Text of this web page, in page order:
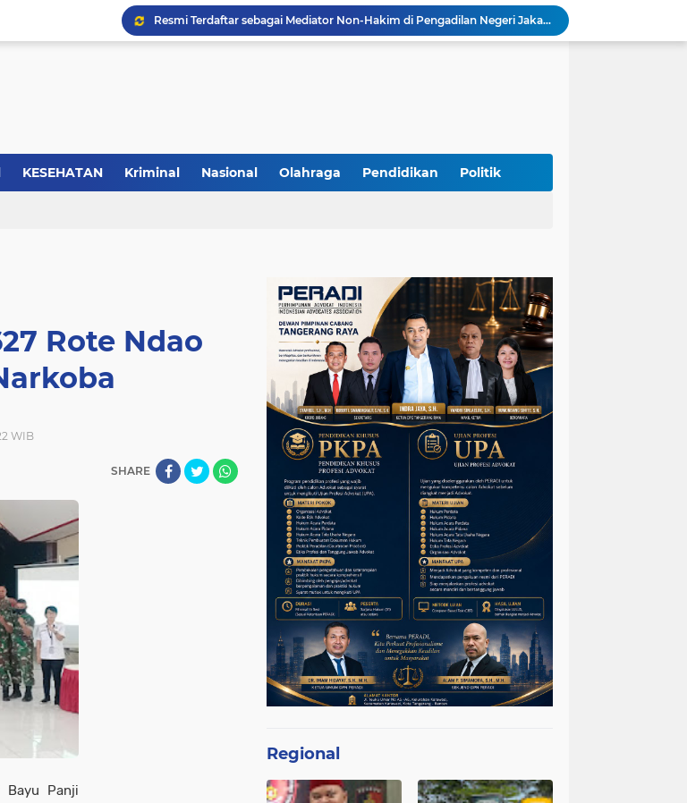
Resmi Terdaftar sebagai Mediator Non-Hakim di Pengadilan Negeri Jakarta Selatan, Yandri, S.H. Siap Mengedepankan Keadilan Melalui Jalur Perdamaian
Yandri SH Kawal APDESI di Gugatan PSN PIK 2, Tegaskan Komitmen pada Supremasi Hukum
ketua LBH DEWAN ADAT BAMUS BETAWI Sapto Wibowo S, S.H. Jalih Pitoeng Salah Alamat Mengenai Statement di Media
KESEHATAN Kriminal Nasional Olahraga Pendidikan Politik
Rote Ndao
WIB
SHARE
Bayu Panji
Regional